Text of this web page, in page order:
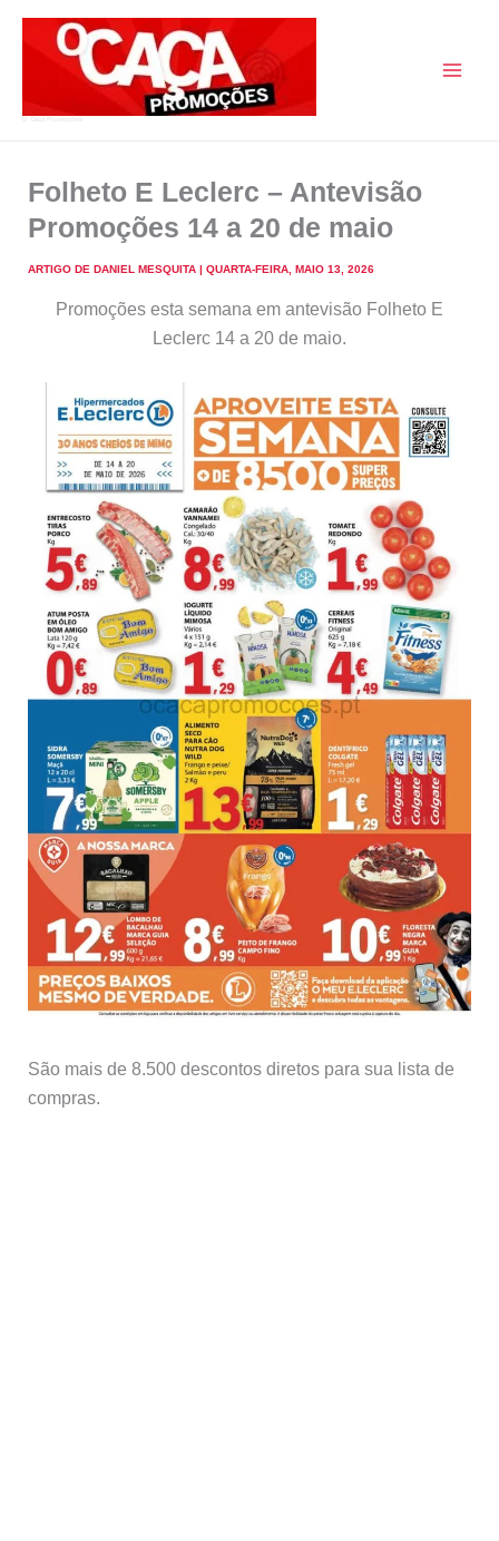
Folheto E Leclerc – Antevisão
Promoções 14 a 20 de maio
ARTIGO DE DANIEL MESQUITA | QUARTA-FEIRA, MAIO 13, 2026
Promoções esta semana em antevisão Folheto E
Leclerc 14 a 20 de maio.
São mais de 8.500 descontos diretos para sua lista de
compras.